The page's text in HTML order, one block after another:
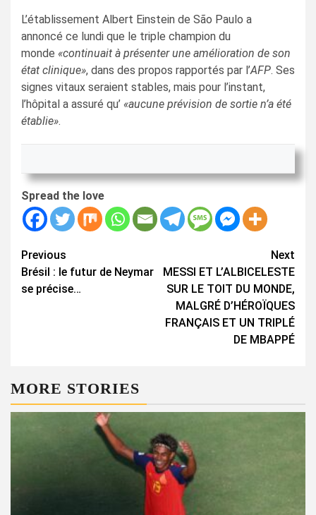
L’établissement Albert Einstein de São Paulo a
annoncé ce lundi que le triple champion du
monde «continuait à présenter une amélioration de son
état clinique», dans des propos rapportés par l’AFP. Ses
signes vitaux seraient stables, mais pour l’instant,
l’hôpital a assuré qu’ «aucune prévision de sortie n’a été
établie».
Spread the love
Continue
Reading
Previous
Brésil : le futur de Neymar
se précise…
Next
MESSI ET L’ALBICELESTE
SUR LE TOIT DU MONDE,
MALGRÉ D’HÉROÏQUES
FRANÇAIS ET UN TRIPLÉ
DE MBAPPÉ
MORE STORIES